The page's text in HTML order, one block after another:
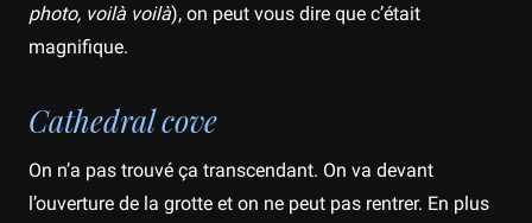
photo, voilà voilà), on peut vous dire que c’était
magnifique.
Cathedral cove
On n’a pas trouvé ça transcendant. On va devant
l’ouverture de la grotte et on ne peut pas rentrer. En plus